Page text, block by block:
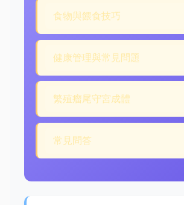
食物與餵食技巧
健康管理與常見問題
繁殖瘤尾守宮成體
常見問答